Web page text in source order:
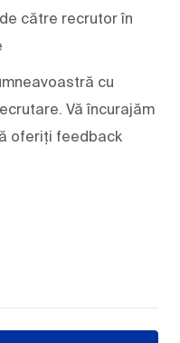
către recrutor în
cu
Vă încurajăm
oferiți feedback